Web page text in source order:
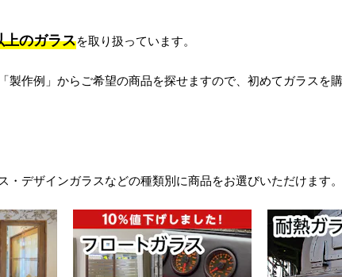
のガラスを取り扱っています。
製作例」からご希望の商品を探せますので、初めてガラス
・デザインガラスなどの種類別に商品をお選びいただけます。